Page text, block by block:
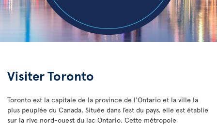
Visiter Toronto
Toronto est la capitale de la province de l'Ontario et la ville la
plus peuplée du Canada. Située dans l’est du pays, elle est établie
sur la rive nord-ouest du lac Ontario. Cette métropole